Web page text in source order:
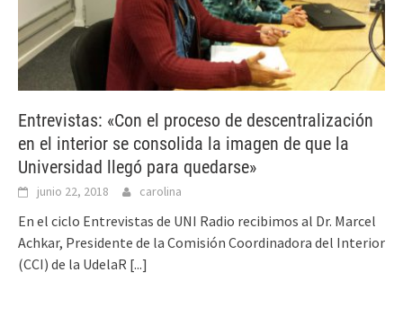
Entrevistas: «Con el proceso de descentralización
en el interior se consolida la imagen de que la
Universidad llegó para quedarse»
junio 22, 2018 carolina
En el ciclo Entrevistas de UNI Radio recibimos al Dr. Marcel
Achkar, Presidente de la Comisión Coordinadora del Interior
(CCI) de la UdelaR [...]